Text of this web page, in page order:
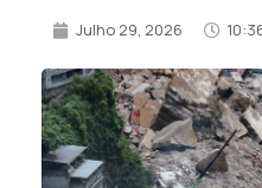
Julho 29, 2026